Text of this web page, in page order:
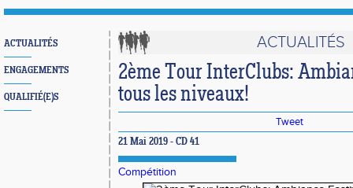
ACTUALITÉS
ENGAGEMENTS
QUALIFIÉ(E)S
ACTUALITÉS
2ème Tour InterClubs:
tous les niveaux!
Tweet
21 Mai 2019 - CD 41
Compétition